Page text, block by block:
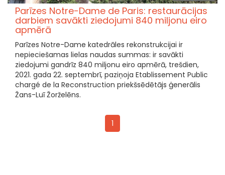
Parīzes Notre-Dame de Paris: restaurācijas
darbiem savākti ziedojumi 840 miljonu eiro
apmērā
Parīzes Notre-Dame katedrāles rekonstrukcijai ir
nepieciešamas lielas naudas summas: ir savākti
ziedojumi gandrīz 840 miljonu eiro apmērā, trešdien,
2021. gada 22. septembrī, paziņoja Etablissement Public
chargé de la Reconstruction priekšsēdētājs ģenerālis
Žans-Luī Žorželēns.
1